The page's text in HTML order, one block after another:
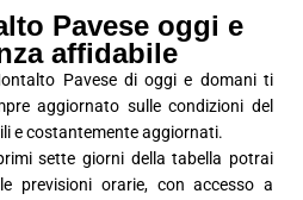
Pavese oggi e
affidabile
Pavese di oggi e domani ti
aggiornato sulle condizioni del
e costantemente aggiornati.
sette giorni della tabella potrai
previsioni orarie, con accesso a